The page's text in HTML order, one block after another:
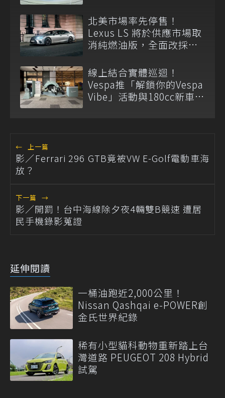
北美市場率先停售！
Lexus LS 將於供應市場取
消純燃油版，全面改採單
線上結合實體巡迴！
Vespa推「解鎖你的Vespa
Vibe」活動與180cc新車全
← 上一篇
影／Ferrari 296 GTB竟被VW E-Golf電動車海
放？
下一篇 →
影／開罰！台中海線除夕夜4輛雙B競速 遭居
民手機錄影蒐證
延伸閱讀
一桶油跑近2,000公里！
Nissan Qashqai e-POWER創
金氏世界紀錄
稀有小型貓科動物重新踏上台
灣道路 PEUGEOT 208 Hybrid
試駕